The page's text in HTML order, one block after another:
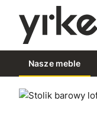
Nasze meble